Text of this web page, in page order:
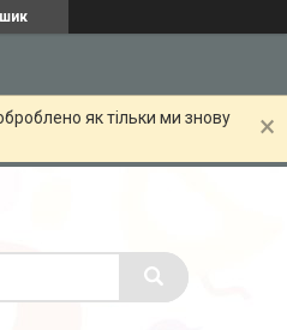
як тільки ми знову